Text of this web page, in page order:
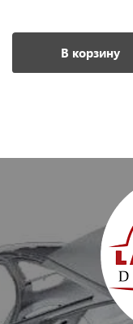
В корзину